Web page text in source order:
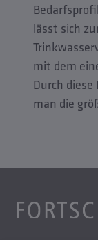
lässt sich
mit dem
Durch
man die